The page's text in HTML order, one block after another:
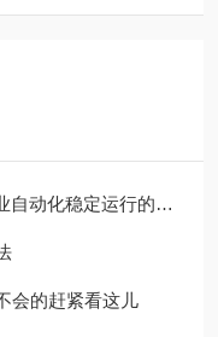
稳定运行的关键环节
会的赶紧看这儿